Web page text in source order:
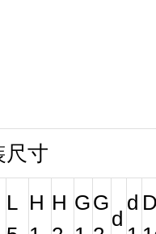
尺寸
L H H GG
d
d